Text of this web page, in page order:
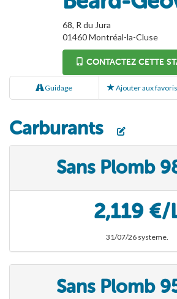
68, R du Jura
01460Montréal-la-Cluse
CONTACTEZ CETTE
Guidage Ajouter aux favoris
Carburants
Sans Plomb
2,119 €/
31/07/26 systeme.
Sans Plomb